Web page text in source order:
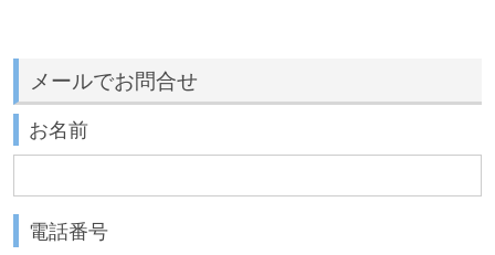
メールでお問合せ
お名前
電話番号